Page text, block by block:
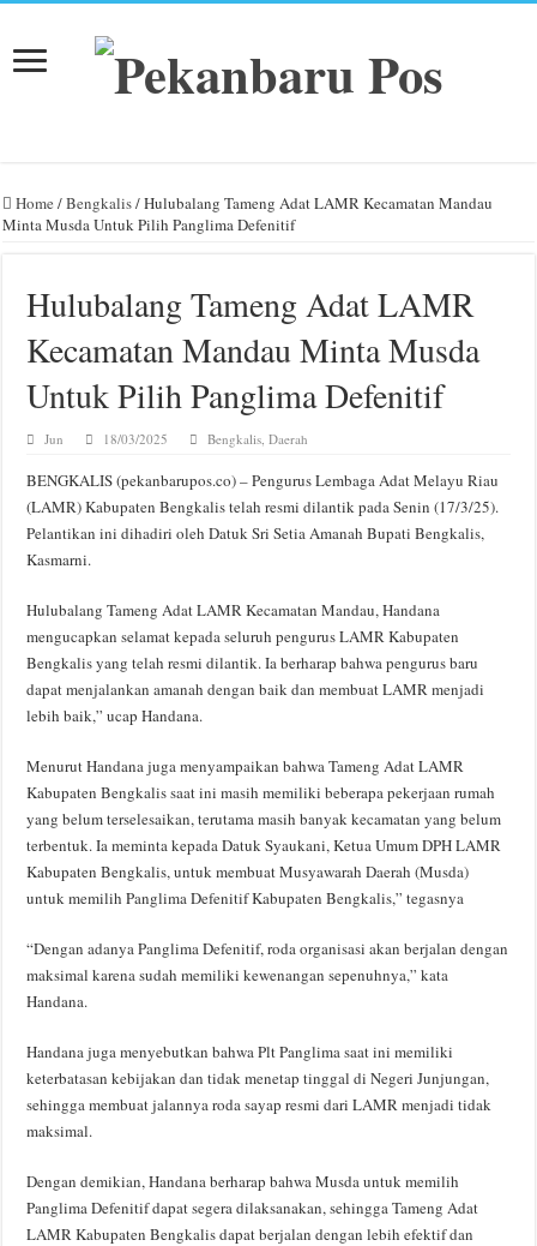
Home /Bengkalis/Hulubalang Tameng Adat LAMR Kecamatan Mandau
Minta Musda Untuk Pilih Panglima Defenitif
Hulubalang Tameng Adat LAMR
Kecamatan Mandau Minta Musda
Untuk Pilih Panglima Defenitif
Jun 18/03/2025 Bengkalis ,Daerah
BENGKALIS (pekanbarupos.co) – Pengurus Lembaga Adat Melayu Riau
(LAMR) Kabupaten Bengkalis telah resmi dilantik pada Senin (17/3/25).
Pelantikan ini dihadiri oleh Datuk Sri Setia Amanah Bupati Bengkalis,
Kasmarni.
Hulubalang Tameng Adat LAMR Kecamatan Mandau, Handana
mengucapkan selamat kepada seluruh pengurus LAMR Kabupaten
Bengkalis yang telah resmi dilantik. Ia berharap bahwa pengurus baru
dapat menjalankan amanah dengan baik dan membuat LAMR menjadi
lebih baik,” ucap Handana.
Menurut Handana juga menyampaikan bahwa Tameng Adat LAMR
Kabupaten Bengkalis saat ini masih memiliki beberapa pekerjaan rumah
yang belum terselesaikan, terutama masih banyak kecamatan yang belum
terbentuk. Ia meminta kepada Datuk Syaukani, Ketua Umum DPH LAMR
Kabupaten Bengkalis, untuk membuat Musyawarah Daerah (Musda)
untuk memilih Panglima Defenitif Kabupaten Bengkalis,” tegasnya
“Dengan adanya Panglima Defenitif, roda organisasi akan berjalan dengan
maksimal karena sudah memiliki kewenangan sepenuhnya,” kata
Handana.
Handana juga menyebutkan bahwa Plt Panglima saat ini memiliki
keterbatasan kebijakan dan tidak menetap tinggal di Negeri Junjungan,
sehingga membuat jalannya roda sayap resmi dari LAMR menjadi tidak
maksimal.
Dengan demikian, Handana berharap bahwa Musda untuk memilih
Panglima Defenitif dapat segera dilaksanakan, sehingga Tameng Adat
LAMR Kabupaten Bengkalis dapat berjalan dengan lebih efektif dan